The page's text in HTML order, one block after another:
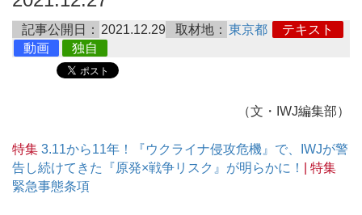
記事公開日： 2021.12.29 取材地： 東京都
テキスト
動画
独自
（文・IWJ編集部）
特集 3.11から11年！『ウクライナ侵攻危機』で、IWJが警
告し続けてきた『原発×戦争リスク』が明らかに！
| 特集
緊急事態条項